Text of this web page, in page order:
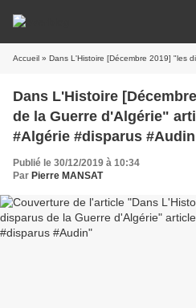
Accueil » Dans L'Histoire [Décembre 2019] "les disparus de la Guerre
Dans L'Histoire
de la Guerre d'Algérie"
#Algérie #disparus #Audin
Publié le 30/12/2019 à 10:34
Par Pierre MANSAT